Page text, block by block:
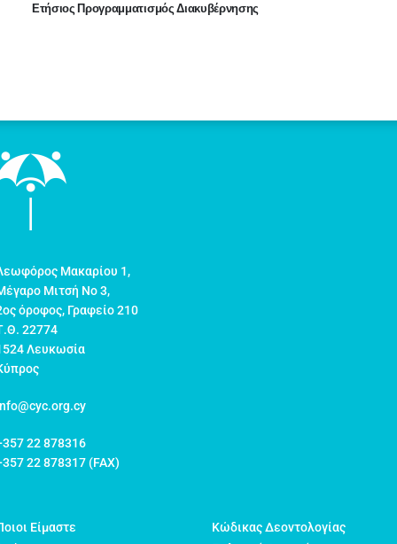
Ετήσιος Προγραμματισμός Διακυβέρνησης
Μακαρίου 1,
Μιτσή Νο 3,
όροφος, Γραφείο 210
22774
Λευκωσία
22 878316
22 878317 (FAX)
Είμαστε
Κώδικας Δεοντολογίας